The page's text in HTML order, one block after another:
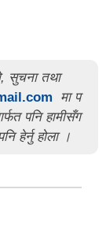
सुचना तथा
मा प
पनि हामीसँग
हेर्नु होला ।